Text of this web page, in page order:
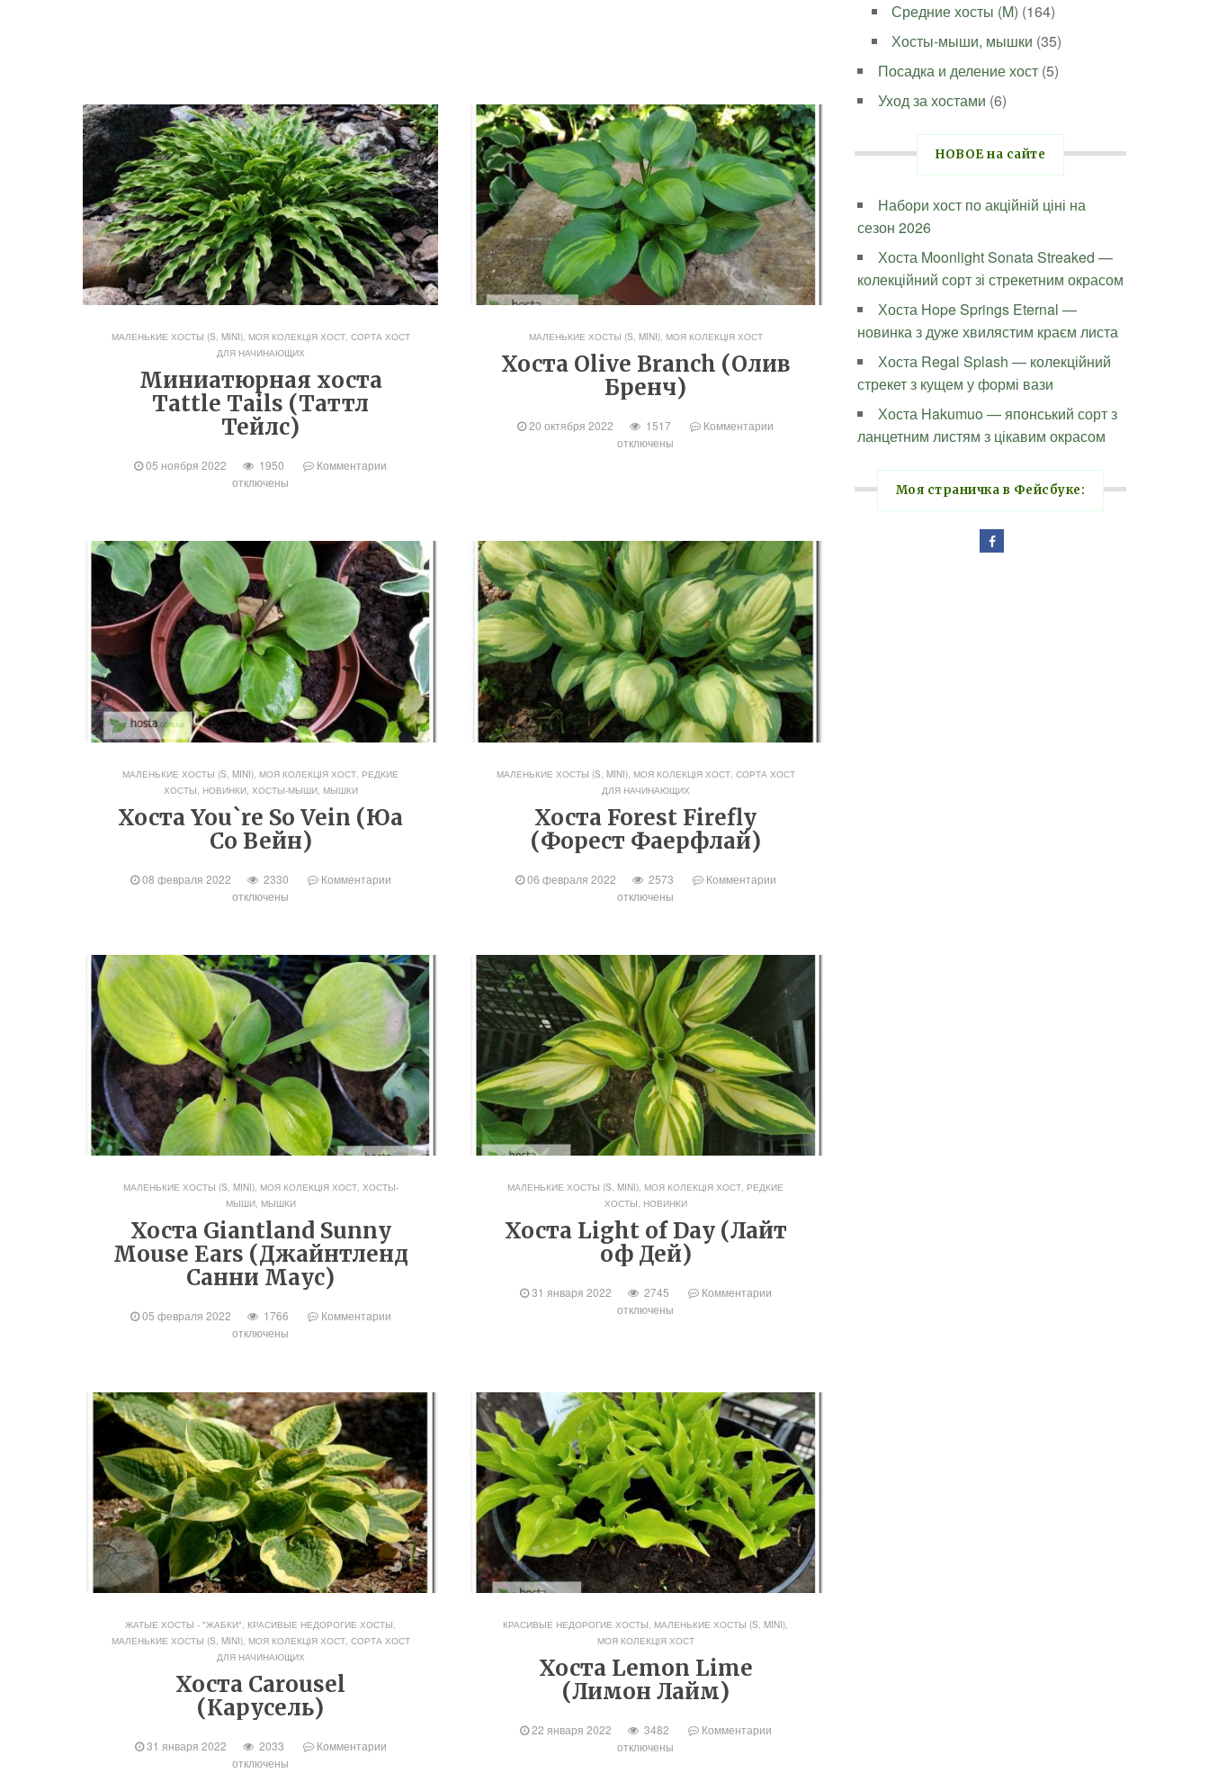
МАЛЕНЬКИЕ ХОСТЫ (S, MINI), МОЯ КОЛЕКЦІЯ ХОСТ, СОРТА ХОСТ
ДЛЯ НАЧИНАЮЩИХ
Миниатюрная хоста
Tattle Tails (Таттл
Тейлс)
05 ноября 2022 1950
Комментарии
отключены
МАЛЕНЬКИЕ ХОСТЫ (S, MINI), МОЯ КОЛЕКЦІЯ ХОСТ
Хоста Olive Branch (Олив
Бренч)
20 октября 2022 1517
Комментарии
отключены
МАЛЕНЬКИЕ ХОСТЫ (S, MINI) МОЯ КОЛЕКЦІЯ ХОСТ РЕДКИЕ
ХОСТЫ, НОВИНКИ, ХОСТЫ-МЫШИ, МЫШКИ
Хоста You`re So Vein (Юа
Со Вейн)
08 февраля 2022 2330
Комментарии
отключены
МАЛЕНЬКИЕ ХОСТЫ (S, MINI), МОЯ КОЛЕКЦІЯ ХОСТ, СОРТА ХОСТ
ДЛЯ НАЧИНАЮЩИХ
Хоста Forest Firefly
(Форест Фаерфлай)
06 февраля 2022 2573
Комментарии
отключены
МАЛЕНЬКИЕ ХОСТЫ (S, MINI), МОЯ КОЛЕКЦІЯ ХОСТ, ХОСТЫ-
МЫШИ, МЫШКИ
Хоста Giantland Sunny
Mouse Ears (Джайнтленд
Санни Маус)
05 февраля 2022 1766
Комментарии
отключены
МАЛЕНЬКИЕ ХОСТЫ (S, MINI), МОЯ КОЛЕКЦІЯ ХОСТ, РЕДКИЕ
ХОСТЫ, НОВИНКИ
Хоста Light of Day (Лайт
оф Дей)
31 января 2022 2745
Комментарии
отключены
ЖАТЫЕ ХОСТЫ - "ЖАБКИ", КРАСИВЫЕ НЕДОРОГИЕ ХОСТЫ,
МАЛЕНЬКИЕ ХОСТЫ (S, MINI), МОЯ КОЛЕКЦІЯ ХОСТ, СОРТА ХОСТ
ДЛЯ НАЧИНАЮЩИХ
Хоста Carousel
(Карусель)
31 января 2022 2033
Комментарии
отключены
КРАСИВЫЕ НЕДОРОГИЕ ХОСТЫ, МАЛЕНЬКИЕ ХОСТЫ (S, MINI),
МОЯ КОЛЕКЦІЯ ХОСТ
Хоста Lemon Lime
(Лимон Лайм)
22 января 2022 3482
Комментарии
отключены
Средние хосты (M) (164)
Хосты-мыши, мышки (35)
Посадка и деление хост (5)
Уход за хостами (6)
НОВОЕ на сайте
Набори хост по акційній ціні на
сезон 2026
Хоста Moonlight Sonata Streaked —
колекційний сорт зі стрекетним окрасом
Хоста Hope Springs Eternal —
новинка з дуже хвилястим краєм листа
Хоста Regal Splash — колекційний
стрекет з кущем у формі вази
Хоста Hakumuo — японський сорт з
ланцетним листям з цікавим окрасом
Моя страничка в Фейсбуке: